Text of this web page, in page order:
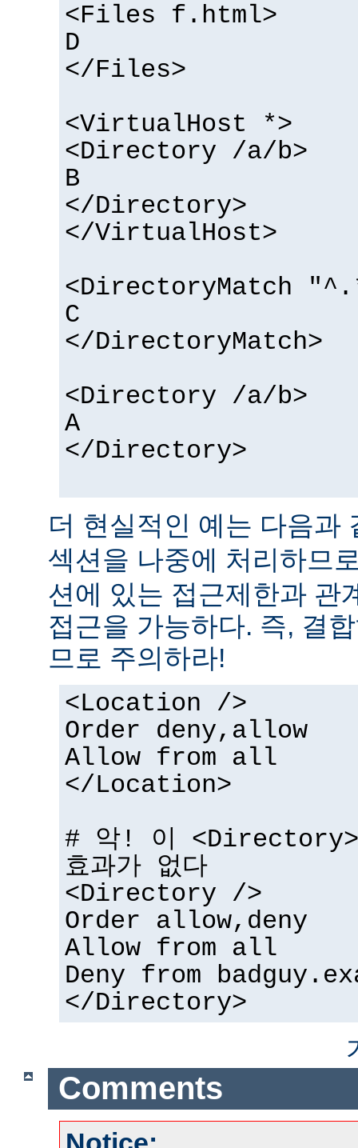
<Files f.html>
D
</Files>
<VirtualHost *>
<Directory /a/b>
B
</Directory>
</VirtualHost>
<DirectoryMatch
C
</DirectoryMatch>
<Directory /a/b>
A
</Directory>
더 현실적인 예는 다음과
섹션을 나중에 처리하므
션에 있는 접근제한과 관
접근을 가능하다. 즉, 결
므로 주의하라!
<Location />
Order deny,allow
Allow from all
</Location>
# 악! 이 <Directory>
효과가 없다
<Directory />
Order allow,deny
Allow from all
Deny from
</Directory>
Comments